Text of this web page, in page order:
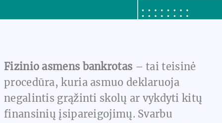
Fizinio asmens bankrotas – tai teisinė
procedūra, kuria asmuo deklaruoja
negalintis grąžinti skolų ar vykdyti kitų
finansinių įsipareigojimų. Svarbu